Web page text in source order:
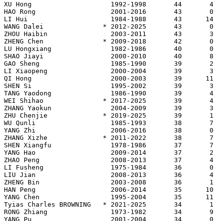
XU Hong                    1992-1998       44       4
HAO Rong                   2001-2016       43       0
LI Hui                     1984-1988       43      14
WANG Dalei               * 2012-2025       43       0
ZHOU Haibin                2003-2011       43       3
ZHENG Chen               * 2009-2018       42       0
LU Hongxiang               1982-1986       40       0
SHAO Jiayi                 2000-2010       40       8
GAO Sheng                  1985-1990       39       2
LI Xiaopeng                2000-2004       39       3
QI Hong                    2000-2003       39      11
SHEN Si                    1995-2002       39       3
TANG Yaodong               1986-1990       39       4
WEI Shihao               * 2017-2025       39       4
ZHANG Yaokun               2004-2009       39       3
ZHU Chenjie              * 2019-2025       39       1
WU Qunli                   1985-1993       38       7
YANG Zhi                   2006-2016       38       0
ZHANG Xizhe              * 2011-2022       38       7
SHEN Xiangfu               1978-1986       37       7
YANG Hao                   2009-2014       37       2
ZHAO Peng                  2008-2013       37       4
LI Fusheng                 1975-1984       36       0
LIU Jian                   2008-2013       36       4
ZHENG Bin                  2003-2008       36       1
HAN Peng                   2006-2014       35      10
YANG Chen                  1995-2004       35      11
Tyias Charles BROWNING   * 2021-2025       34       1
RONG Zhiang                1973-1982       34       9
YANG Pu                    2001-2004       34       0